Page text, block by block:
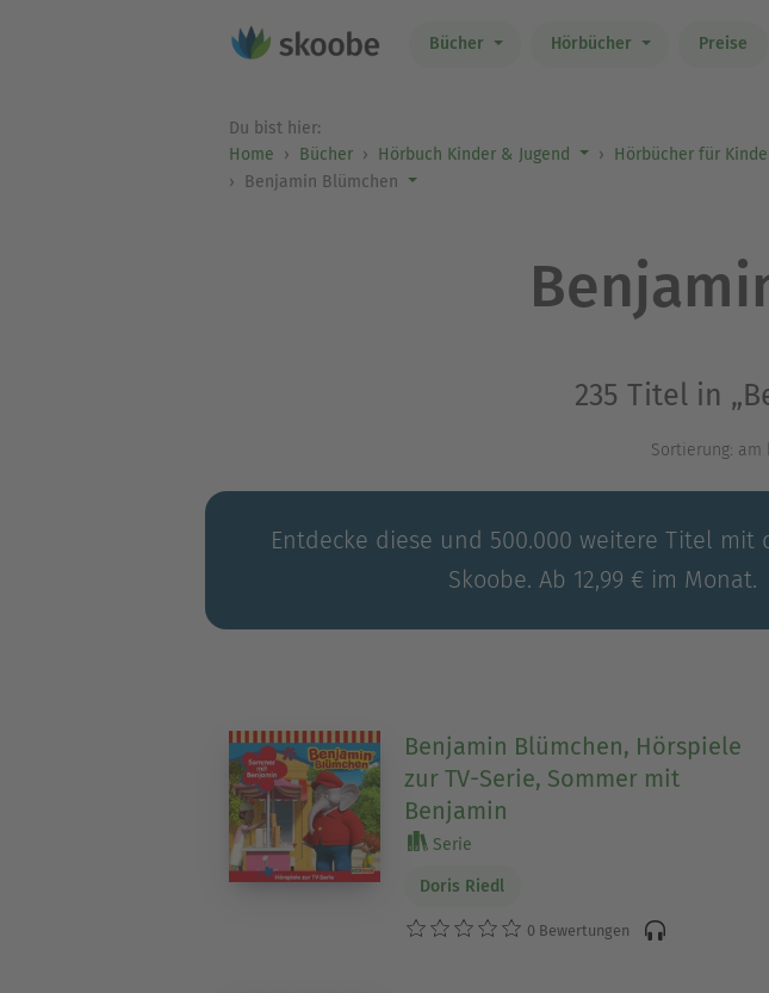
Bücher Hörbücher Preise
Du bist hier:
Home
Bücher Hörbuch Kinder & Jugend Hörbücher für
Benjamin Blümchen
235 Titel in
Sortierung:
Entdecke diese und 500.000 weitere Titel mit
Skoobe. Ab 12,99 € im Monat.
Benjamin Blümchen, Hörspiele
zur TV-Serie, Sommer mit
Benjamin
Serie
Doris Riedl
0 Bewertungen